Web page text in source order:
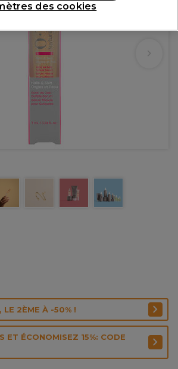
LE 2ÈME À -50% !
ET ÉCONOMISEZ 15%: CODE
des cookies